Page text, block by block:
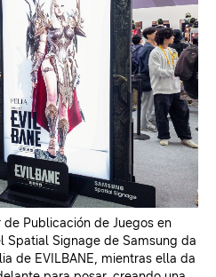
Publicación de Juegos en
Spatial Signage de Samsung da
de EVILBANE, mientras ella da